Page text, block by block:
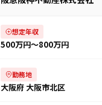
想定年収
500万円〜800万円
勤務地
大阪府 大阪市北区